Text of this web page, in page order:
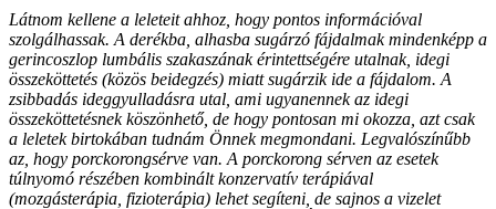
Látnom kellene a leleteit ahhoz, hogy pontos információval
szolgálhassak. A derékba, alhasba sugárzó fájdalmak mindenképp a
gerincoszlop lumbális szakaszának érintettségére utalnak, idegi
összeköttetés (közös beidegzés) miatt sugárzik ide a fájdalom. A
zsibbadás ideggyulladásra utal, ami ugyanennek az idegi
összeköttetésnek köszönhető, de hogy pontosan mi okozza, azt csak
a leletek birtokában tudnám Önnek megmondani. Legvalószínűbb
az, hogy porckorongsérve van. A porckorong sérven az esetek
túlnyomó részében kombinált konzervatív terápiával
(mozgásterápia, fizioterápia) lehet segíteni, de sajnos a vizelet